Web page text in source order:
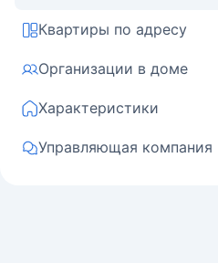
Квартиры по адресу
Организации в доме
Характеристики
Управляющая компания